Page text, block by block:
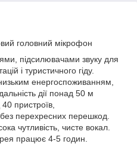
головний мікрофон
підсилювачами звуку для
і туристичного гіду.
енергоспоживанням,
дії понад 50 м
пристроїв,
перехресних перешкод.
чутливість, чисте вокал.
працює 4-5 годин.